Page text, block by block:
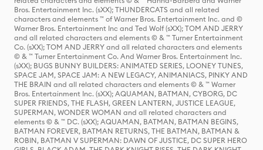
Bros. Entertainment Inc. (sXX); THUNDERCATS and all related
characters and elements ™ of Warner Bros. Entertainment Inc. and ©
Warner Bros. Entertainment Inc and Ted Wolf (sXX); TOM AND JERRY
and all related characters and elements © & ™ Turner Entertainment
Co. (sXX); TOM AND JERRY and all related characters and elements
© & ™ Turner Entertainment Co. And Warner Bros. Entertainment Inc.
(sXX); BUGS BUNNY BUILDERS: ANIMATED SERIES, LOONEY TUNES,
SPACE JAM, SPACE JAM: A NEW LEGACY, ANIMANIACS, PINKY AND
THE BRAIN and all related characters and elements © & ™ Warner
Bros. Entertainment Inc. (sXX); AQUAMAN, BATMAN, CYBORG, DC
SUPER FRIENDS, THE FLASH, GREEN LANTERN, JUSTICE LEAGUE,
SUPERMAN, WONDER WOMAN and all related characters and
elements © & ™ DC. (sXX); AQUAMAN, BATMAN, BATMAN BEGINS,
BATMAN FOREVER, BATMAN RETURNS, THE BATMAN, BATMAN &
ROBIN, BATMAN V SUPERMAN: DAWN OF JUSTICE, DC SUPER HERO